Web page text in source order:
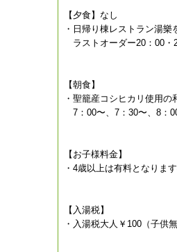
【夕食】なし
・日帰り棟レストラン湯樂
ラストオーダー20：00・
【朝食】
・聖籠産コシヒカリ使用の
7：00〜、7：30〜、8：
【お子様料金】
・4歳以上は有料となりま
【入湯税】
・入湯税大人￥100（子供